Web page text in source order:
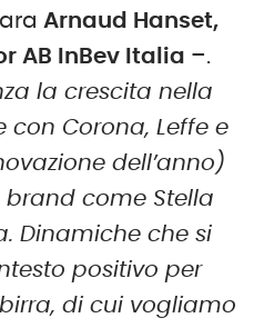
Arnaud Hanset,
AB InBev Italia –.
la crescita nella
con Corona, Leffe e
dell’anno)
brand come Stella
Dinamiche che si
positivo per
di cui vogliamo